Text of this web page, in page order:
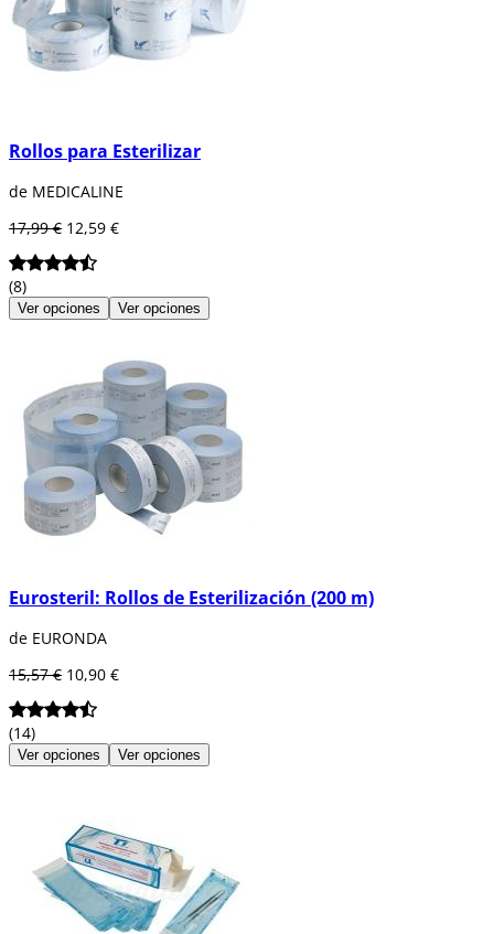
Rollos para Esterilizar
de MEDICALINE
17,99 € 12,59 €
(8)
Ver opciones Ver opciones
Eurosteril: Rollos de Esterilización (200 m)
de EURONDA
15,57 € 10,90 €
(14)
Ver opciones Ver opciones